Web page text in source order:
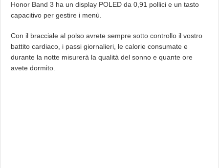
Honor Band 3 ha un display POLED da 0,91 pollici e un tasto
capacitivo per gestire i menù.
Con il bracciale al polso avrete sempre sotto controllo il vostro
battito cardiaco, i passi giornalieri, le calorie consumate e
durante la notte misurerà la qualità del sonno e quante ore
avete dormito.